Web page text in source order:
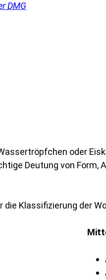
DMG
oder
Deutung von
die Klassifizierung der